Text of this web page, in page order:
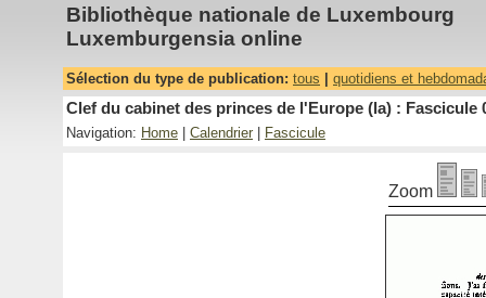
Bibliothèque nationale de Luxembourg
Luxemburgensia online
Sélection du type de publication: tous quotidiens et
Clef du cabinet des princes de l'Europe (la) : Fascicule
Navigation: Home Calendrier Fascicule
Zoom